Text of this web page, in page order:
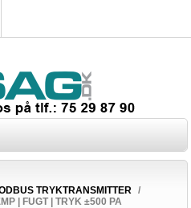
TRYKTRANSMITTER
/
| FUGT | TRYK ±500 PA